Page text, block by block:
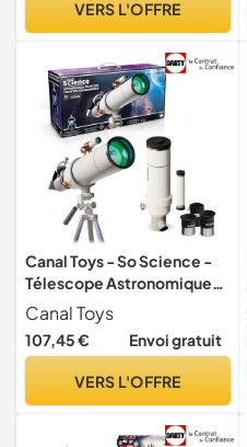
VERS L'OFFRE
Canal Toys - So Science -
Télescope Astronomique
pour Enfant Dès 8 Ans -
Grossissement 120x -
Oculaires 16x et 40x -
Trépied Réglable - Kit
Planètes - COS002
Canal Toys
107,45 € Envoi gratuit
VERS L'OFFRE